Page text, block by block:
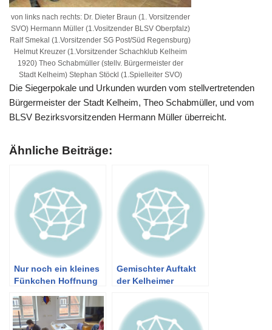
von links nach rechts: Dr. Dieter Braun (1. Vorsitzender
SVO) Hermann Müller (1.Vositzender BLSV Oberpfalz)
Ralf Smekal (1.Vorsitzender SG Post/Süd Regensburg)
Helmut Kreuzer (1.Vorsitzender Schachklub Kelheim
1920) Theo Schabmüller (stellv. Bürgermeister der
Stadt Kelheim) Stephan Stöckl (1.Spielleiter SVO)
Die Siegerpokale und Urkunden wurden vom stellvertretenden
Bürgermeister der Stadt Kelheim, Theo Schabmüller, und vom
BLSV Bezirksvorsitzenden Hermann Müller überreicht.
Ähnliche Beiträge:
Nur noch ein kleines
Fünkchen Hoffnung
Gemischter Auftakt
der Kelheimer
neue Saison